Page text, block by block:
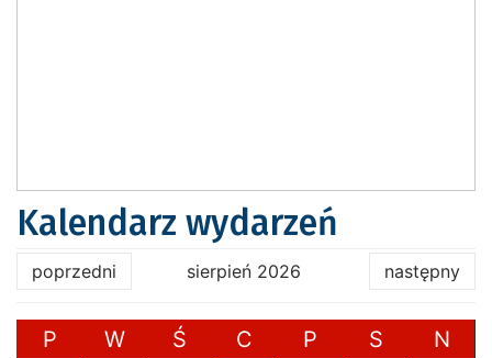
Kalendarz wydarzeń
poprzedni sierpień 2026 następny
P W Ś C P S N